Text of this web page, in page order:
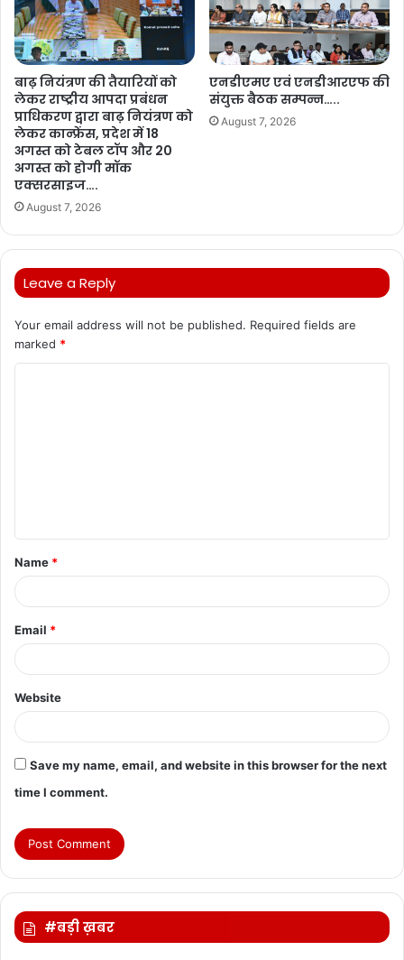
बाढ़ नियंत्रण की तैयारियों को
लेकर राष्ट्रीय आपदा प्रबंधन
प्राधिकरण द्वारा बाढ़ नियंत्रण को
लेकर कान्फ्रेंस, प्रदेश में 18
अगस्त को टेबल टॉप और 20
अगस्त को होगी मॉक
एक्सरसाइज….
August 7, 2026
एनडीएमए एवं एनडीआरएफ की
संयुक्त बैठक सम्पन्न…..
August 7, 2026
Leave a Reply
Your email address will not be published. Required fields are
marked *
t
*
Name *
Email *
Website
Save my name, email, and website in this browser for the next
time I comment.
#बड़ी ख़बर